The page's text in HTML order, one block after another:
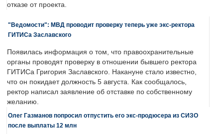
отказе от проекта.
"Ведомости": МВД проводит проверку теперь уже экс-ректора
ГИТИСа Заславского
Появилась информация о том, что правоохранительные
органы проводят проверку в отношении бывшего ректора
ГИТИСа Григория Заславского. Накануне стало известно,
что он покидает должность 5 августа. Как сообщалось,
ректор написал заявление об отставке по собственному
желанию.
Олег Газманов попросил отпустить его экс-продюсера из СИЗО
после выплаты 12 млн